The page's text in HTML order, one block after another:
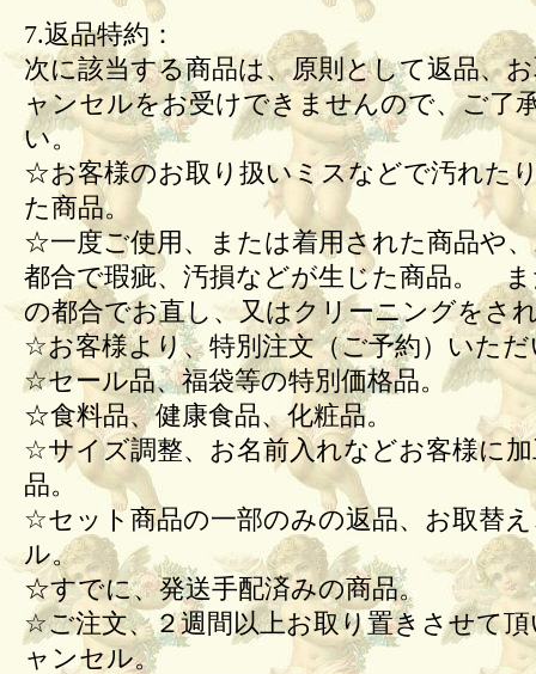
7.返品特約：
次に該当する商品は、原則として返品、
ャンセルをお受けできませんので、ご了
い。
☆お客様のお取り扱いミスなどで汚れた
た商品。
☆一度ご使用、または着用された商品や
都合で瑕疵、汚損などが生じた商品。
の都合でお直し、又はクリーニングをさ
☆お客様より、特別注文（ご予約）いた
☆セール品、福袋等の特別価格品。
☆食料品、健康食品、化粧品。
☆サイズ調整、お名前入れなどお客様に
品。
☆セット商品の一部のみの返品、お取替
ル。
☆すでに、発送手配済みの商品。
☆ご注文、２週間以上お取り置きさせて
ャンセル。